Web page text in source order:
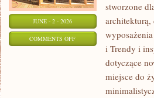
JUNE - 2 - 2026
COMMENTS OFFON
KREATYWNE
stworzone
i Trendy i
dotyczące
miejsce do